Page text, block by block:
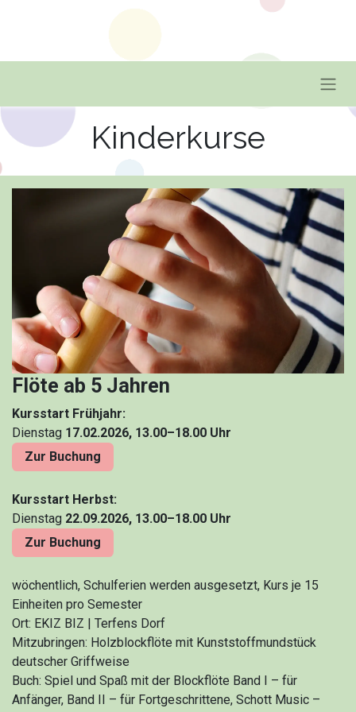
Kinderkurse
Flöte ab 5 Jahren
Kursstart Frühjahr:
Dienstag 17.02.2026, 13.00–18.00 Uhr
Zur Buchung
Kursstart Herbst:
Dienstag 22.09.2026, 13.00–18.00 Uhr
Zur Buchung
wöchentlich, Schulferien werden ausgesetzt, Kurs je 15
Einheiten pro Semester
Ort: EKIZ BIZ | Terfens Dorf
Mitzubringen: Holzblockflöte mit Kunststoffmundstück
deutscher Griffweise
Buch: Spiel und Spaß mit der Blockflöte Band I – für
Anfänger, Band II – für Fortgeschrittene, Schott Music –